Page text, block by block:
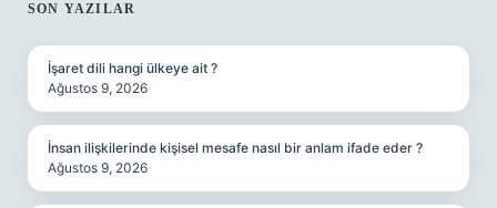
SIDEBAR
SON YAZILAR
İşaret dili hangi ülkeye ait ?
Ağustos 9, 2026
İnsan ilişkilerinde kişisel mesafe nasıl bir anlam ifade eder ?
Ağustos 9, 2026